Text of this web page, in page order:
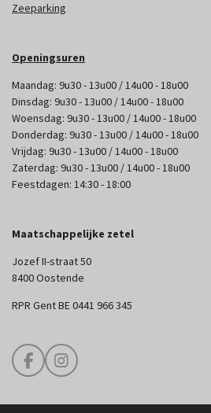
Zeeparking
Openingsuren
Maandag: 9u30 - 13u00 / 14u00 - 18u00
Dinsdag: 9u30 - 13u00 / 14u00 - 18u00
Woensdag: 9u30 - 13u00 / 14u00 - 18u00
Donderdag: 9u30 - 13u00 / 14u00 - 18u00
Vrijdag: 9u30 - 13u00 / 14u00 - 18u00
Zaterdag: 9u30 - 13u00 / 14u00 - 18u00
Feestdagen: 14:30 - 18:00
Maatschappelijke zetel
Jozef II-straat 50
8400 Oostende
RPR Gent BE 0441 966 345
F
a
I
n